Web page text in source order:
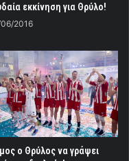
εκκίνηση για Θρύλο!
06/2016
ο Θρύλος να γράψει